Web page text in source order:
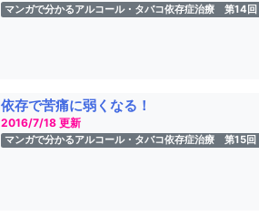
マンガで分かるアルコール・タバコ依存症治療 第14回
依存で苦痛に弱くなる！
2016/7/18 更新
マンガで分かるアルコール・タバコ依存症治療 第15回